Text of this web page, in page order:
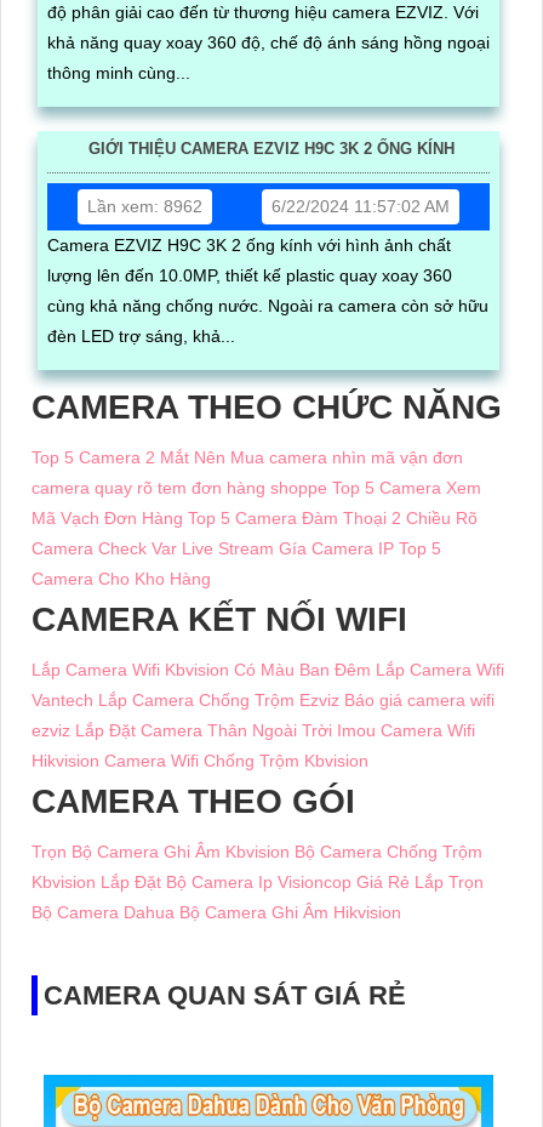
độ phân giải cao đến từ thương hiệu camera EZVIZ. Với
khả năng quay xoay 360 độ, chế độ ánh sáng hồng ngoại
thông minh cùng...
GIỚI THIỆU CAMERA EZVIZ H9C 3K 2 ỐNG KÍNH
Lần xem: 8962
6/22/2024 11:57:02 AM
Camera EZVIZ H9C 3K 2 ống kính với hình ảnh chất
lượng lên đến 10.0MP, thiết kế plastic quay xoay 360
cùng khả năng chống nước. Ngoài ra camera còn sở hữu
đèn LED trợ sáng, khả...
CAMERA THEO CHỨC NĂNG
Top 5 Camera 2 Mắt Nên Mua camera nhìn mã vận đơn
camera quay rõ tem đơn hàng shoppe Top 5 Camera Xem
Mã Vạch Đơn Hàng Top 5 Camera Đàm Thoại 2 Chiều Rõ
Camera Check Var Live Stream Gía Camera IP Top 5
Camera Cho Kho Hàng
CAMERA KẾT NỐI WIFI
Lắp Camera Wifi Kbvision Có Màu Ban Đêm Lắp Camera Wifi
Vantech Lắp Camera Chống Trộm Ezviz Báo giá camera wifi
ezviz Lắp Đặt Camera Thân Ngoài Trời Imou Camera Wifi
Hikvision Camera Wifi Chống Trộm Kbvision
CAMERA THEO GÓI
Trọn Bộ Camera Ghi Âm Kbvision Bộ Camera Chống Trộm
Kbvision Lắp Đặt Bộ Camera Ip Visioncop Giá Rẻ Lắp Trọn
Bộ Camera Dahua Bộ Camera Ghi Âm Hikvision
CAMERA QUAN SÁT GIÁ RẺ